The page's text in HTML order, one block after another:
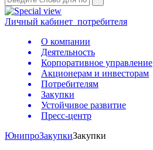
Личный кабинет потребителя
О компании
Деятельность
Корпоративное управление
Акционерам и инвесторам
Потребителям
Закупки
Устойчивое развитие
Пресс-центр
ЮнипроЗакупкиЗакупки